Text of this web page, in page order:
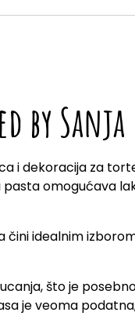
by Sanja
i dekoracija za
omogućava
čini idealnim
što je
je veoma